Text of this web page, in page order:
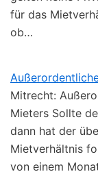
für das
ob…
Mitrecht:
Mieters Sollte
dann hat der
Mietverhältnis
von einem